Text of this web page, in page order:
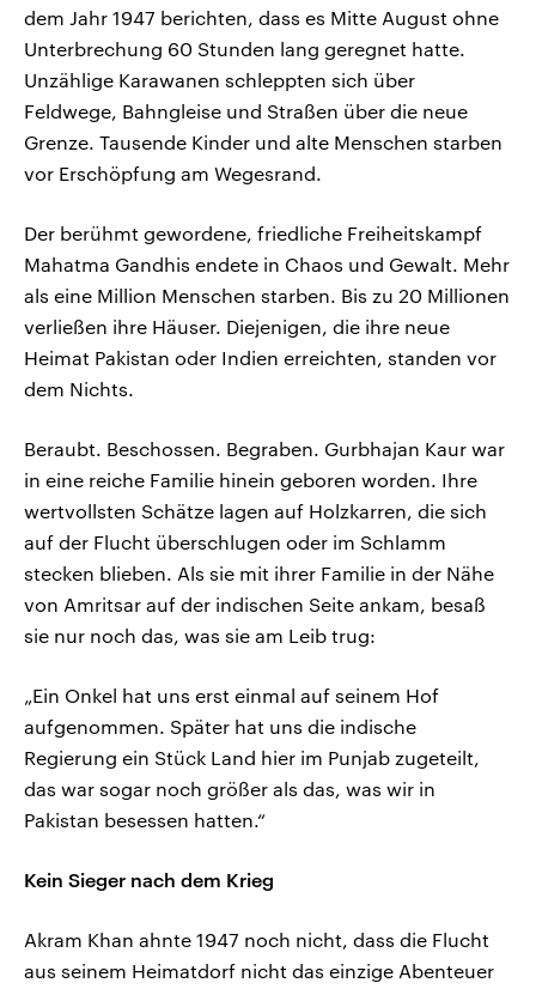
dem Jahr 1947 berichten, dass es Mitte August ohne
Unterbrechung 60 Stunden lang geregnet hatte.
Unzählige Karawanen schleppten sich über
Feldwege, Bahngleise und Straßen über die neue
Grenze. Tausende Kinder und alte Menschen starben
vor Erschöpfung am Wegesrand.
Der berühmt gewordene, friedliche Freiheitskampf
Mahatma Gandhis endete in Chaos und Gewalt. Mehr
als eine Million Menschen starben. Bis zu 20 Millionen
verließen ihre Häuser. Diejenigen, die ihre neue
Heimat Pakistan oder Indien erreichten, standen vor
dem Nichts.
Beraubt. Beschossen. Begraben. Gurbhajan Kaur war
in eine reiche Familie hinein geboren worden. Ihre
wertvollsten Schätze lagen auf Holzkarren, die sich
auf der Flucht überschlugen oder im Schlamm
stecken blieben. Als sie mit ihrer Familie in der Nähe
von Amritsar auf der indischen Seite ankam, besaß
sie nur noch das, was sie am Leib trug:
„Ein Onkel hat uns erst einmal auf seinem Hof
aufgenommen. Später hat uns die indische
Regierung ein Stück Land hier im Punjab zugeteilt,
das war sogar noch größer als das, was wir in
Pakistan besessen hatten.“
Kein Sieger nach dem Krieg
Akram Khan ahnte 1947 noch nicht, dass die Flucht
aus seinem Heimatdorf nicht das einzige Abenteuer